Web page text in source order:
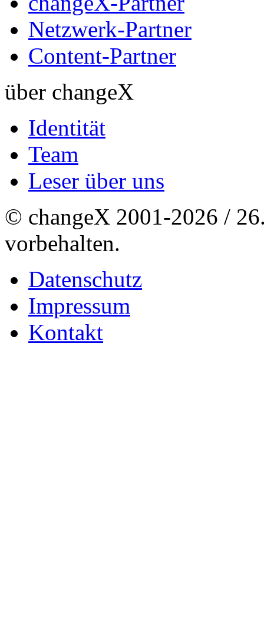
Netzwerk-Partner
Content-Partner
über changeX
Identität
Team
Leser über uns
© changeX 2001-2026 /
vorbehalten.
Datenschutz
Impressum
Kontakt